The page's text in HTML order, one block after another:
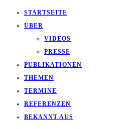
STARTSEITE
ÜBER
VIDEOS
PRESSE
PUBLIKATIONEN
THEMEN
TERMINE
REFERENZEN
BEKANNT AUS